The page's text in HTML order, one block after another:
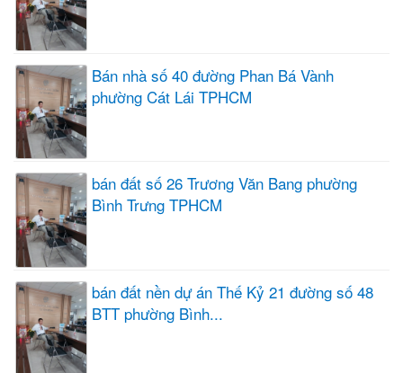
Bán nhà số 40 đường Phan Bá Vành
phường Cát Lái TPHCM
bán đất số 26 Trương Văn Bang phường
Bình Trưng TPHCM
bán đất nền dự án Thế Kỷ 21 đường số 48
BTT phường Bình...